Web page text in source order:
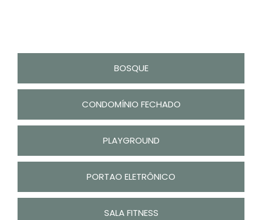
BOSQUE
CONDOMÍNIO FECHADO
PLAYGROUND
PORTAO ELETRÔNICO
SALA FITNESS